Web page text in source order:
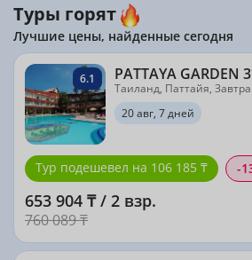
Туры горят
Лучшие цены, найденные сегодня
6.1 PATTAYA GARDEN
Таиланд, Паттайя,
20 авг, 7 дней
Тур подешевел на 106 185 ₸ -
653 904 ₸ / 2 взр.
760 089 ₸